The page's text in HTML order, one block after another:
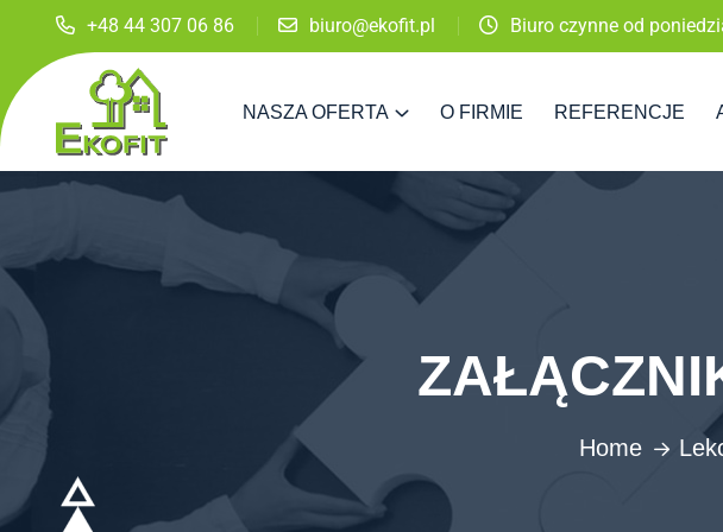
+48 44 307 06 86 biuro@ekofit.pl Biuro czynne od
NASZA OFERTA O FIRMIE REFERENCJE
Home